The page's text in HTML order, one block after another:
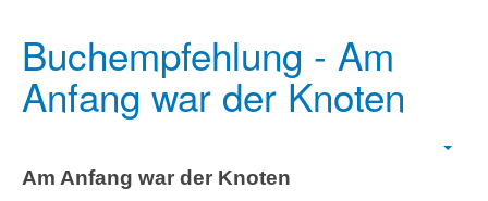
Buchempfehlung - Am
Anfang war der Knoten
Am Anfang war der Knoten